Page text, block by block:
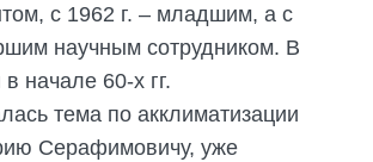
с 1962 г. – младшим, а с
научным сотрудником. В
начале 60-х гг.
тема по акклиматизации
Серафимовичу, уже